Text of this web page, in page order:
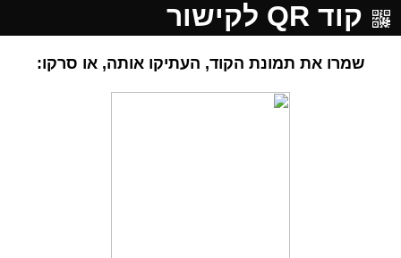
קוד QR לקישור
שמרו את תמונת הקוד, העתיקו אותה, או סרקו: